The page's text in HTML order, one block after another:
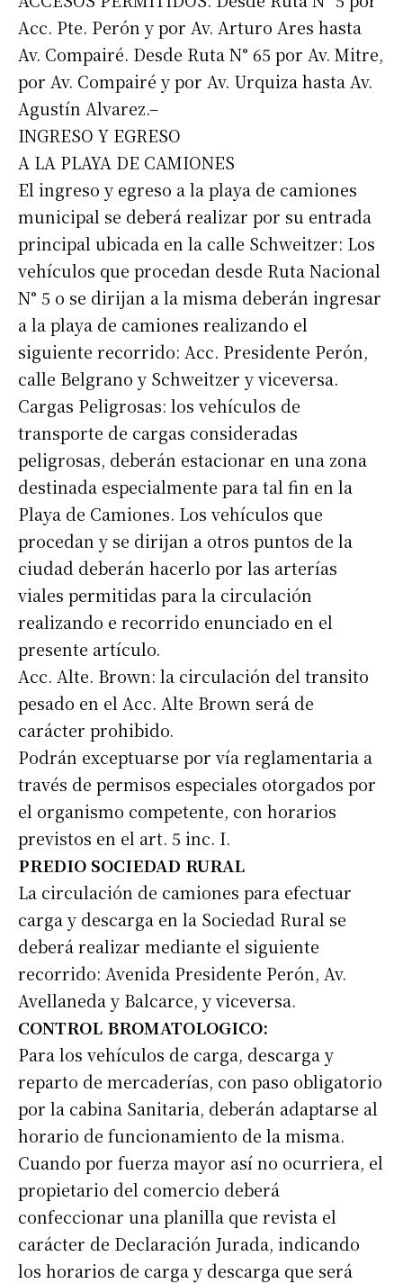
Suscribirme gratis
Acc. Pte. Perón y por Av. Arturo Ares hasta
Av. Compairé. Desde Ruta N° 65 por Av. Mitre,
por Av. Compairé y por Av. Urquiza hasta Av.
Agustín Alvarez.–
INGRESO Y EGRESO
A LA PLAYA DE CAMIONES
El ingreso y egreso a la playa de camiones
municipal se deberá realizar por su entrada
principal ubicada en la calle Schweitzer: Los
vehículos que procedan desde Ruta Nacional
N° 5 o se dirijan a la misma deberán ingresar
a la playa de camiones realizando el
siguiente recorrido: Acc. Presidente Perón,
calle Belgrano y Schweitzer y viceversa.
Cargas Peligrosas: los vehículos de
transporte de cargas consideradas
peligrosas, deberán estacionar en una zona
destinada especialmente para tal fin en la
Playa de Camiones. Los vehículos que
procedan y se dirijan a otros puntos de la
ciudad deberán hacerlo por las arterías
viales permitidas para la circulación
realizando e recorrido enunciado en el
presente artículo.
Acc. Alte. Brown: la circulación del transito
pesado en el Acc. Alte Brown será de
carácter prohibido.
Podrán exceptuarse por vía reglamentaria a
través de permisos especiales otorgados por
el organismo competente, con horarios
previstos en el art. 5 inc. I.
PREDIO SOCIEDAD RURAL
La circulación de camiones para efectuar
carga y descarga en la Sociedad Rural se
deberá realizar mediante el siguiente
recorrido: Avenida Presidente Perón, Av.
Avellaneda y Balcarce, y viceversa.
CONTROL BROMATOLOGICO:
Para los vehículos de carga, descarga y
reparto de mercaderías, con paso obligatorio
por la cabina Sanitaria, deberán adaptarse al
horario de funcionamiento de la misma.
Cuando por fuerza mayor así no ocurriera, el
propietario del comercio deberá
confeccionar una planilla que revista el
carácter de Declaración Jurada, indicando
los horarios de carga y descarga que será